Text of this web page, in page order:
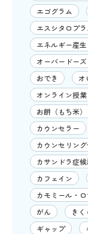
エゴグラム
エスシタロプラ
エネルギー産生
オーバードーズ
おでき
オ
オンライン授業
お餅（もち米）
カウンセラー
カウンセリン
カサンドラ症
カフェイン
カモミール・
がん
きく
ギャップ